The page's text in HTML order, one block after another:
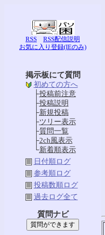
RSS
RSS配信説明
お気に入り登録(IEのみ)
掲示板にて質問
初めての方へ
├投稿前注意
├投稿説明
├新規投稿
├ツリー表示
├質問一覧
├2ch風表示
└新着順表示
日付順ログ
参考順ログ
投稿数順ログ
過去ログ全て
質問ナビ